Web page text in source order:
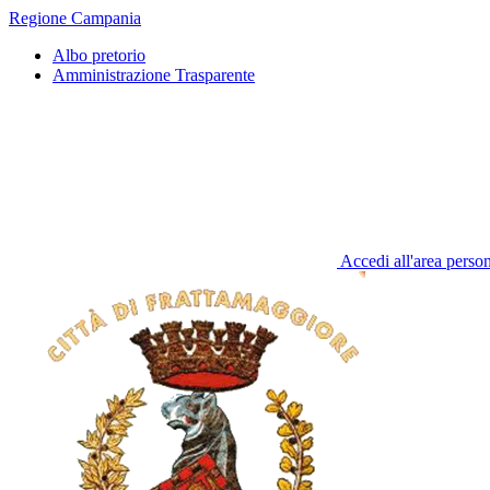
Regione Campania
Albo pretorio
Amministrazione Trasparente
Accedi all'area